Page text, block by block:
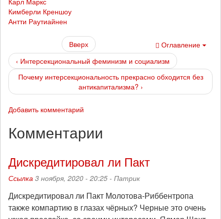
Кимберли Креншоу
Антти Раутиайнен
Оглавление
‹ Интерсекциональный феминизм и социализм
Вверх
Почему интерсекциональность прекрасно обходится без
антикапитализма? ›
Добавить комментарий
Комментарии
Дискредитировал ли Пакт
Ссылка 3 ноября, 2020 - 20:25 - Патрик
Дискредитировал ли Пакт Молотова-Риббентропа
также компартию в глазах чёрных? Черные это очень